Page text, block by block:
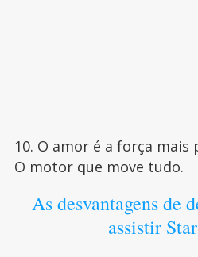
10. O amor é a força mais
O motor que move tudo.
As desvantagens de
assistir